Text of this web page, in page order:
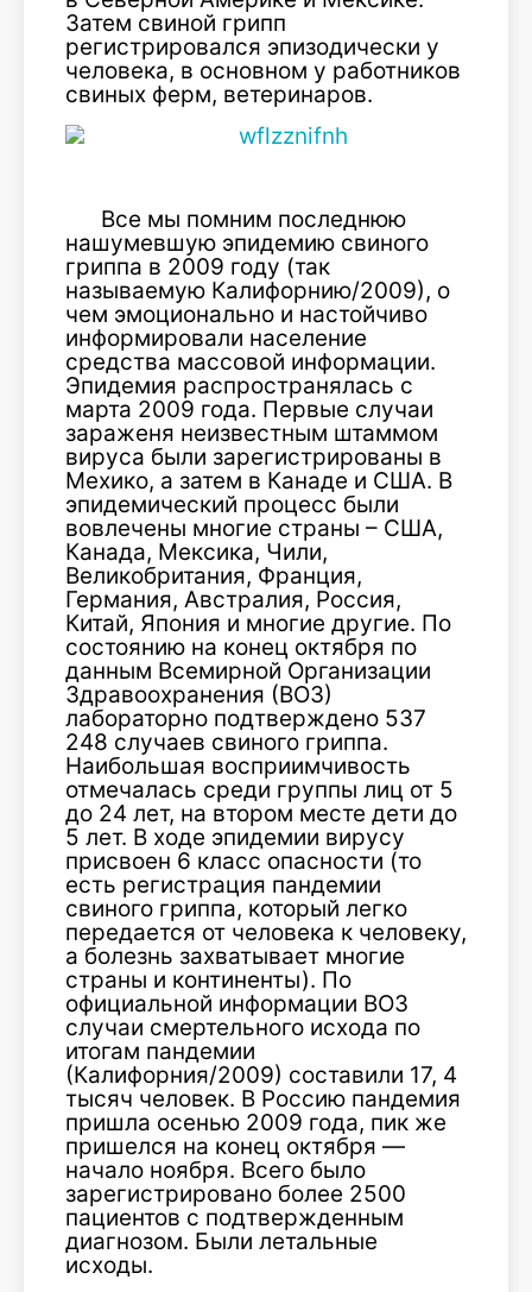
Затем свиной грипп
регистрировался эпизодически у
человека, в основном у работников
свиных ферм, ветеринаров.
Все мы помним последнюю
нашумевшую эпидемию свиного
гриппа в 2009 году (так
называемую Калифорнию/2009), о
чем эмоционально и настойчиво
информировали население
средства массовой информации.
Эпидемия распространялась с
марта 2009 года. Первые случаи
зараженя неизвестным штаммом
вируса были зарегистрированы в
Мехико, а затем в Канаде и США. В
эпидемический процесс были
вовлечены многие страны – США,
Канада, Мексика, Чили,
Великобритания, Франция,
Германия, Австралия, Россия,
Китай, Япония и многие другие. По
состоянию на конец октября по
данным Всемирной Организации
Здравоохранения (ВОЗ)
лабораторно подтверждено 537
248 случаев свиного гриппа.
Наибольшая восприимчивость
отмечалась среди группы лиц от 5
до 24 лет, на втором месте дети до
5 лет. В ходе эпидемии вирусу
присвоен 6 класс опасности (то
есть регистрация пандемии
свиного гриппа, который легко
передается от человека к человеку,
а болезнь захватывает многие
страны и континенты). По
официальной информации ВОЗ
случаи смертельного исхода по
итогам пандемии
(Калифорния/2009) составили 17, 4
тысяч человек. В Россию пандемия
пришла осенью 2009 года, пик же
пришелся на конец октября —
начало ноября. Всего было
зарегистрировано более 2500
пациентов с подтвержденным
диагнозом. Были летальные
исходы.